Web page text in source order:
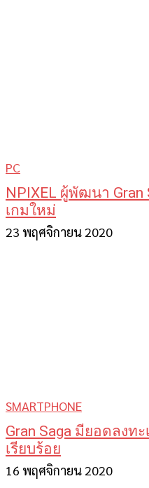
PC
NPIXEL ผู้พัฒนา Gran
เกมใหม่
23 พฤศจิกายน 2020
SMARTPHONE
Gran Saga มียอดลงท
เรียบร้อย
16 พฤศจิกายน 2020